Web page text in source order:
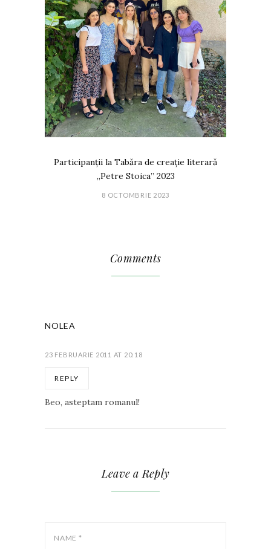
Participanții la Tabăra de creație literară
„Petre Stoica” 2023
8 OCTOMBRIE 2023
Comments
NOLEA
23 FEBRUARIE 2011 AT 20:18
REPLY
Beo, asteptam romanul!
Leave a Reply
NAME *